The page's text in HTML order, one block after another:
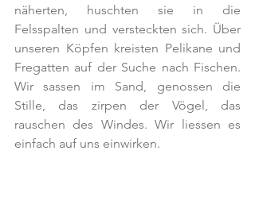
näherten, huschten sie in die
Felsspalten und versteckten sich. Über
unseren Köpfen kreisten Pelikane und
Fregatten auf der Suche nach Fischen.
Wir sassen im Sand, genossen die
Stille, das zirpen der Vögel, das
rauschen des Windes. Wir liessen es
einfach auf uns einwirken.